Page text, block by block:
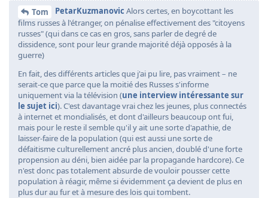
Tom PetarKuzmanovic Alors certes, en boycottant les
films russes à l'étranger, on pénalise effectivement des "citoyens
russes" (qui dans ce cas en gros, sans parler de degré de
dissidence, sont pour leur grande majorité déjà opposés à la
guerre)
En fait, des différents articles que j'ai pu lire, pas vraiment – ne
serait-ce que parce que la moitié des Russes s'informe
uniquement via la télévision (une interview intéressante sur
le sujet ici). C'est davantage vrai chez les jeunes, plus connectés
à internet et mondialisés, et dont d'ailleurs beaucoup ont fui,
mais pour le reste il semble qu'il y ait une sorte d'apathie, de
laisser-faire de la population (qui est aussi une sorte de
défaitisme culturellement ancré plus ancien, doublé d'une forte
propension au déni, bien aidée par la propagande hardcore). Ce
n'est donc pas totalement absurde de vouloir pousser cette
population à réagir, même si évidemment ça devient de plus en
plus dur au fur et à mesure des lois qui tombent.